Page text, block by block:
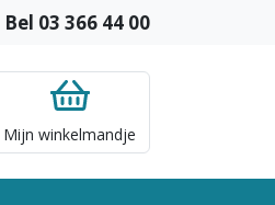
Bel 03 366 44 00
Mijn winkelmandje